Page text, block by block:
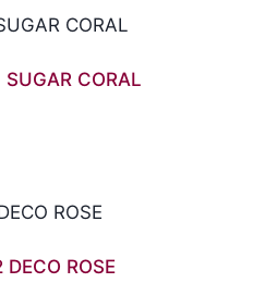
SUGAR CORAL
ROSE